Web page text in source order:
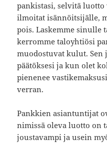
pankistasi, selvitä
ilmoitat isännöitsijälle,
pois. Laskemme sinulle
kerromme taloyhtiösi
muodostuvat kulut. Sen
päätöksesi ja kun olet
pienenee
verran.
Pankkien asiantuntijat
nimissä oleva luotto on
joustavampi ja usein